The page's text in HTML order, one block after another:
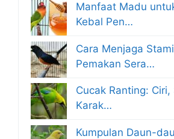
Manfaat Madu
Kebal Pen…
Cara Menjaga
Pemakan Sera…
Cucak Ranting:
Karak…
Kumpulan Daun-